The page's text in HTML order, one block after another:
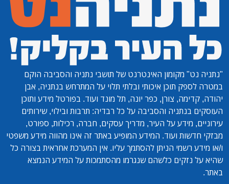
"נתניה נט" מקומון האינטרנט של תושבי נתניה והסביבה הוקם
במטרה לספק תוכן איכותי ובלתי תלוי על המתרחש בנתניה, אבן
יהודה, קדימה, צורן, כפר יונה, תל מונד ועוד. בפורטל מידע ותוכן
העוסקים בנתניה והסביבה על כל רבדיה: תרבות ובילוי, שירותים
עירוניים, מידע על העיר, מדריך עסקים, חברה, רכילות, ספורט,
מבזקי חדשות ועוד. המידע המופיע באתר זה אינו מהווה מידע משפטי
ו/או מידע רשמי הניתן להסתמך עליו. אין המערכת אחראית בצורה כל
שהיא על נזקים כלשהם שנגרמו מהסתמכות על המידע הנמצא
באתר.